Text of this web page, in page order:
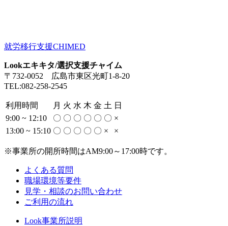
就労移行支援CHIMED
Lookエキキタ/選択支援チャイム
〒732-0052 広島市東区光町1-8-20
TEL:082-258-2545
利用時間 月 火 水 木 金 土 日
9:00 ~ 12:10
〇 〇 〇 〇 〇 〇 ×
13:00 ~ 15:10 〇 〇 〇 〇 〇 × ×
※事業所の開所時間はAM9:00～17:00時です。
よくある質問
職場環境等要件
見学・相談のお問い合わせ
ご利用の流れ
Look事業所説明